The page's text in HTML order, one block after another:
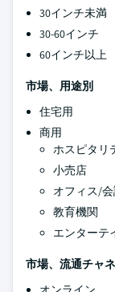
30インチ未満
30-60インチ
60インチ以上
市場、用途別
住宅用
商用
ホスピタリ
小売店
オフィス/
教育機関
エンターテ
市場、流通チャ